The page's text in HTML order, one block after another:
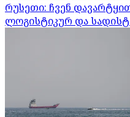
რუსეთი: ჩვენ
ლოგისტიკურ და